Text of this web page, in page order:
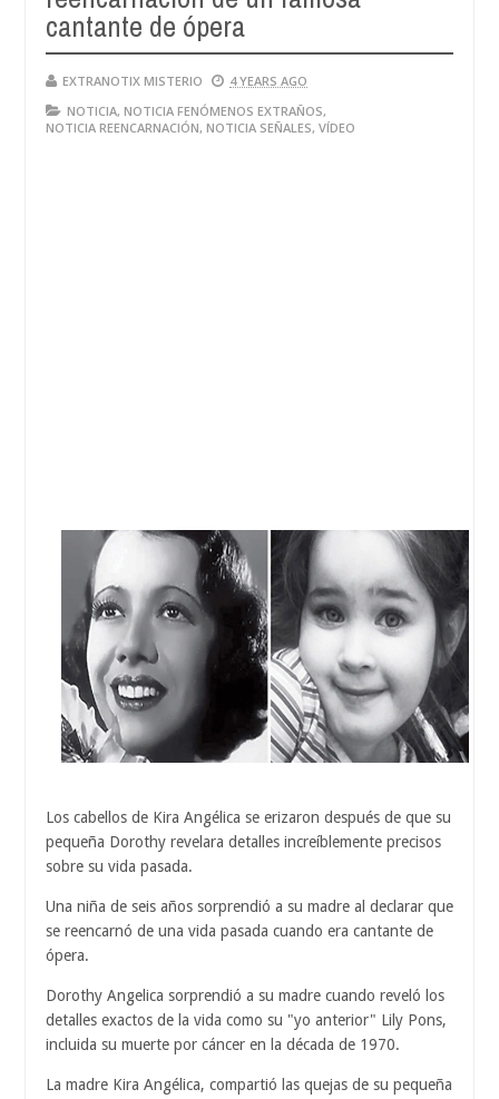
cantante de ópera
EXTRANOTIX MISTERIO
4 YEARS AGO
NOTICIA, NOTICIA FENÓMENOS EXTRAÑOS,
NOTICIA REENCARNACIÓN, NOTICIA SEÑALES, VÍDEO
Los cabellos de Kira Angélica se erizaron después de que su
pequeña Dorothy revelara detalles increíblemente precisos
sobre su vida pasada.
Una niña de seis años sorprendió a su madre al declarar que
se reencarnó de una vida pasada cuando era cantante de
ópera.
Dorothy Angelica sorprendió a su madre cuando reveló los
detalles exactos de la vida como su "yo anterior" Lily Pons,
incluida su muerte por cáncer en la década de 1970.
La madre Kira Angélica, compartió las quejas de su pequeña